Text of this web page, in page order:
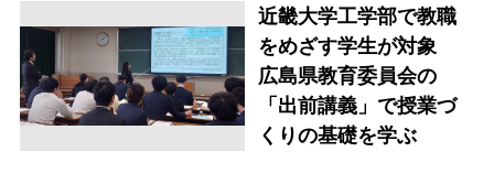
近畿大学工学部で教職
をめざす学生が対象
広島県教育委員会の
「出前講義」で授業づ
くりの基礎を学ぶ